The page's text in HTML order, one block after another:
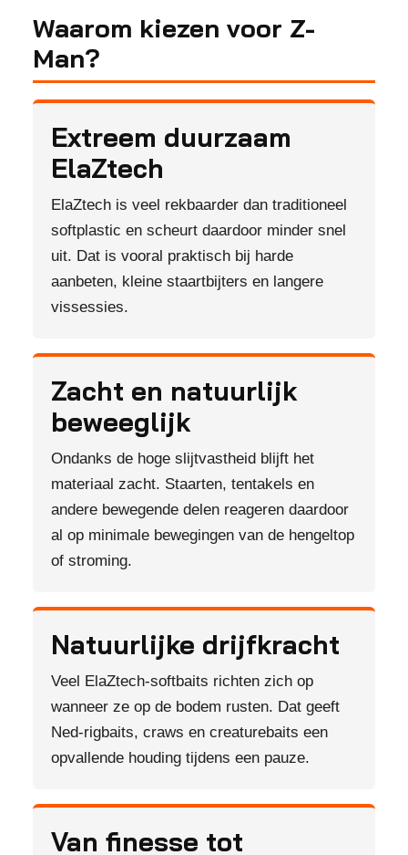
Waarom kiezen voor Z-
Man?
Extreem duurzaam
ElaZtech
ElaZtech is veel rekbaarder dan traditioneel
softplastic en scheurt daardoor minder snel
uit. Dat is vooral praktisch bij harde
aanbeten, kleine staartbijters en langere
vissessies.
Zacht en natuurlijk
beweeglijk
Ondanks de hoge slijtvastheid blijft het
materiaal zacht. Staarten, tentakels en
andere bewegende delen reageren daardoor
al op minimale bewegingen van de hengeltop
of stroming.
Natuurlijke drijfkracht
Veel ElaZtech-softbaits richten zich op
wanneer ze op de bodem rusten. Dat geeft
Ned-rigbaits, craws en creaturebaits een
opvallende houding tijdens een pauze.
Van finesse tot